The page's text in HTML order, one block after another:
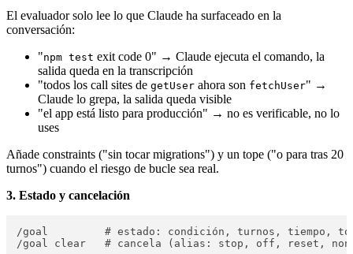
El evaluador solo lee lo que Claude ha surfaceado en la
conversación:
"npm test exit code 0" → Claude ejecuta el comando, la
salida queda en la transcripción
"todos los call sites de getUser ahora son fetchUser" →
Claude lo grepa, la salida queda visible
"el app está listo para producción" → no es verificable, no lo
uses
Añade constraints ("sin tocar migrations") y un tope ("o para tras 20
turnos") cuando el riesgo de bucle sea real.
3. Estado y cancelación
/goal         # estado: condición, turnos, tiempo,